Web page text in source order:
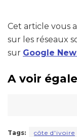
Cet article vous
sur les réseaux
sur Google
A voir
Tags: côte d'ivoire